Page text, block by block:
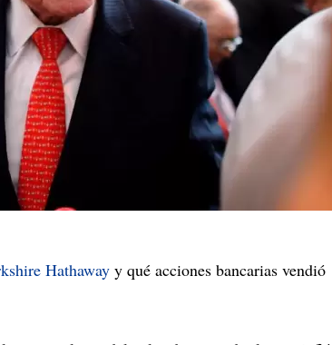
Hathaway y qué acciones bancarias vendió